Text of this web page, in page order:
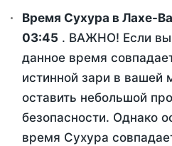
Время Сухура в Лахе-
03:45 . ВАЖНО! Если вы
данное время
истинной зари в вашей
оставить небольшой
безопасности. Однако
время Сухура